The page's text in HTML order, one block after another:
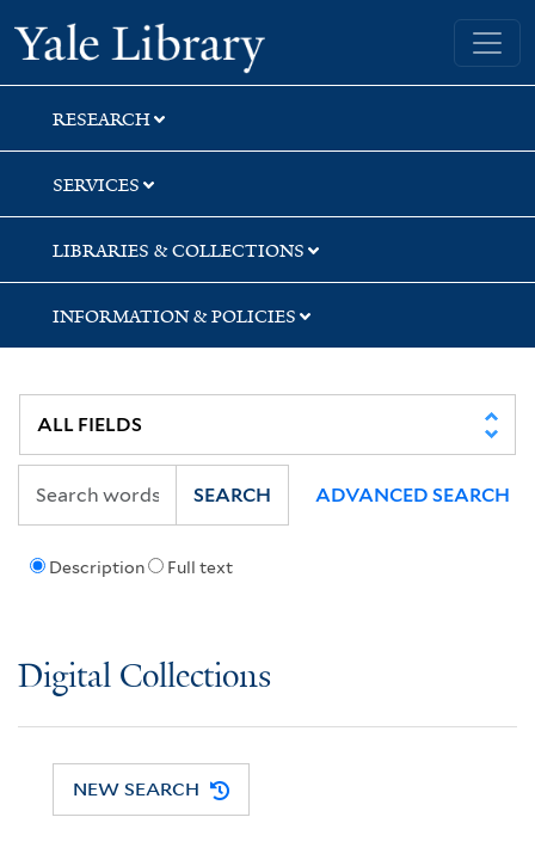
Skip
to
search
Skip
to
main
content
Yale University Library
RESEARCH
SERVICES
LIBRARIES & COLLECTIONS
INFORMATION & POLICIES
Description Full text
SEARCH ADVANCED SEARCH
Digital Collections
NEW SEARCH